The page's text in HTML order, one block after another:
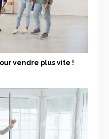
vendre plus vite !